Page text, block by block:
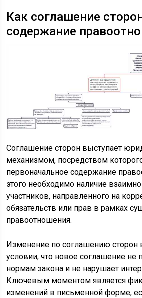
Как соглашение
содержание
Соглашение сторон выступает
механизмом, посредством
первоначальное содержание
этого необходимо наличие
участников, направленного на
обязательств или прав в рамках
правоотношения.
Изменение по соглашению
условии, что новое соглашение не
нормам закона и не нарушает
Ключевым моментом является
изменений в письменной форме,